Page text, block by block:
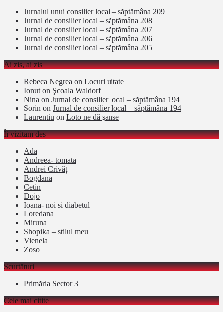
Jurnalul unui consilier local – săptămâna 209
Jurnal de consilier local – săptămâna 208
Jurnal de consilier local – săptămâna 207
Jurnal de consilier local – săptămâna 206
Jurnal de consilier local – săptămâna 205
Ai zis, ai zis
Rebeca Negrea on Locuri uitate
Ionut on Şcoala Waldorf
Nina on Jurnal de consilier local – săptămâna 194
Sorin on Jurnal de consilier local – săptămâna 194
Laurentiu on Loto ne dă şanse
Îi vizitam des
Ada
Andreea- tomata
Andrei Crivăț
Bogdana
Cetin
Dojo
Ioana- noi si diabetul
Loredana
Miruna
Shopika – stilul meu
Vienela
Zoso
Scurtături
Primăria Sector 3
Cele mai citite